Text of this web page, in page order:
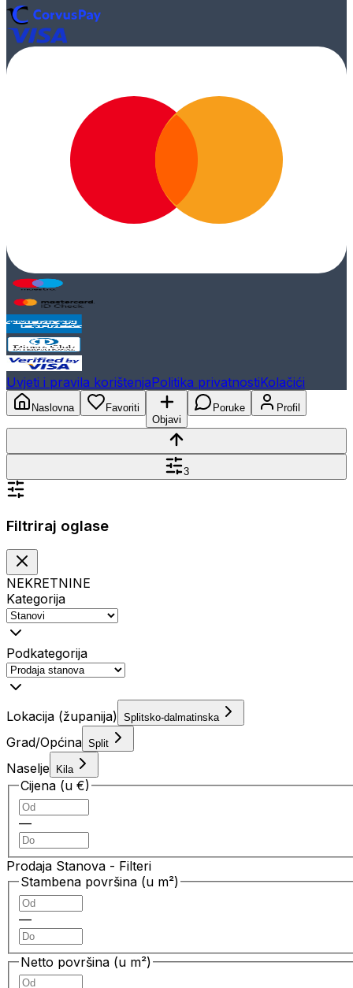
Uvjeti i pravila korištenjaPolitika privatnostiKolačići
Naslovna
Favoriti
Objavi
Poruke Profil
3
Filtriraj oglase
NEKRETNINE
Kategorija
Podkategorija
Lokacija (županija) Splitsko-dalmatinska
Grad/Općina Split
Naselje Kila
Cijena (u €)
—
Prodaja Stanova - Filteri
Stambena površina (u m²)
—
Netto površina (u m²)